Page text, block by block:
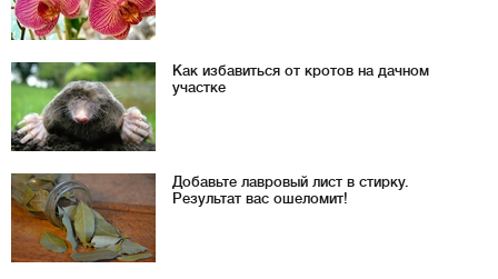
Как избавиться от кротов на дачном
участке
Добавьте лавровый лист в стирку.
Результат вас ошеломит!